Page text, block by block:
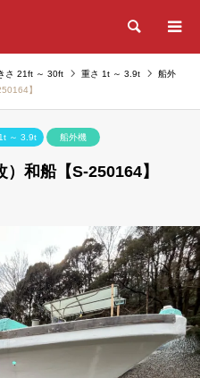
検索
さ 21ft ～ 30ft 重さ 1t ～ 3.9t
船外
】
～ 3.9t 船外機
和船【S-250164】